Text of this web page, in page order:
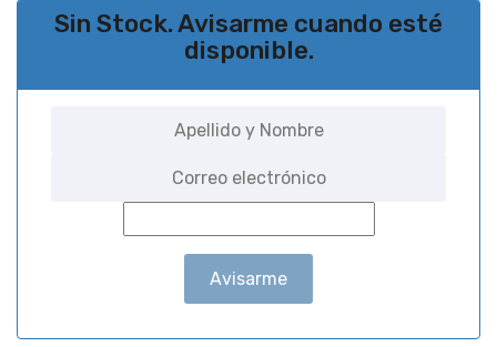
Sin Stock. Avisarme cuando esté
disponible.
Avisarme